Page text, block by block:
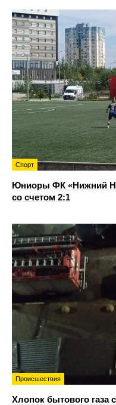
Спорт
Юниоры ФК «Нижний
со счетом 2:1
Происшествия
Хлопок бытового газа